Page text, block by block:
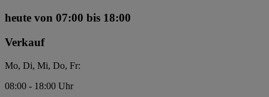
heute von 07:00 bis 18:00
Verkauf
Mo, Di, Mi, Do, Fr:
08:00 - 18:00 Uhr